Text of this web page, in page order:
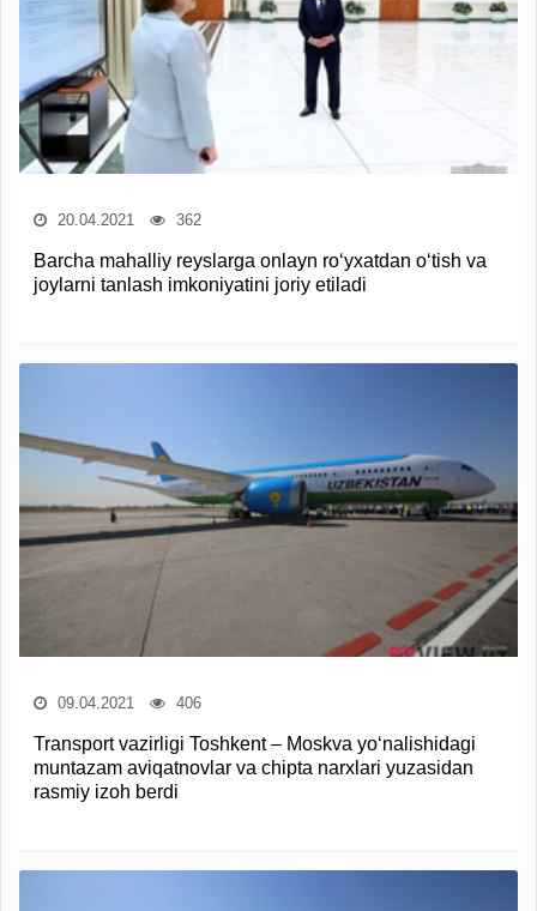
20.04.2021 362
Barcha mahalliy reyslarga onlayn ro‘yxatdan o‘tish va
joylarni tanlash imkoniyatini joriy etiladi
09.04.2021 406
Transport vazirligi Toshkent – Moskva yo‘nalishidagi
muntazam aviqatnovlar va chipta narxlari yuzasidan
rasmiy izoh berdi